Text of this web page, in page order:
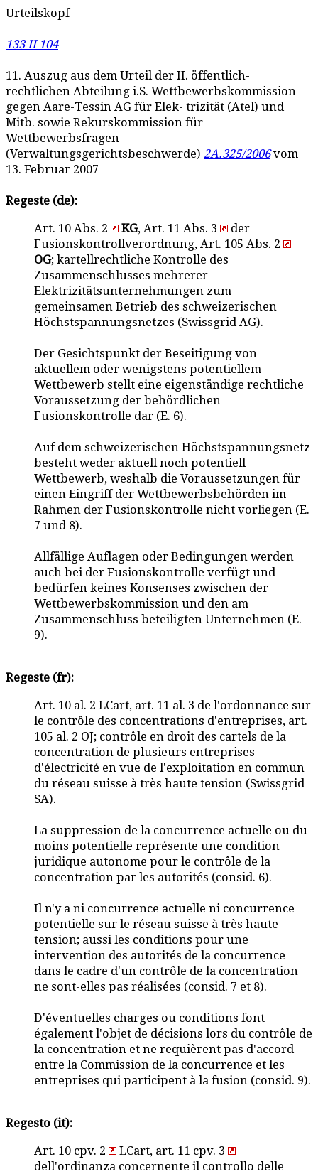
Urteilskopf
133 II 104
11. Auszug aus dem Urteil der II. öffentlich-
rechtlichen Abteilung i.S. Wettbewerbskommission
gegen Aare-Tessin AG für Elek- trizität (Atel) und
Mitb. sowie Rekurskommission für
Wettbewerbsfragen
(Verwaltungsgerichtsbeschwerde) 2A.325/2006vom
13. Februar 2007
Regeste (de):
Art. 10 Abs. 2 KG, Art. 11 Abs. 3
der
Fusionskontrollverordnung, Art. 105 Abs. 2
OG; kartellrechtliche Kontrolle des
Zusammenschlusses mehrerer
Elektrizitätsunternehmungen zum
gemeinsamen Betrieb des schweizerischen
Höchstspannungsnetzes (Swissgrid AG).
Der Gesichtspunkt der Beseitigung von
aktuellem oder wenigstens potentiellem
Wettbewerb stellt eine eigenständige rechtliche
Voraussetzung der behördlichen
Fusionskontrolle dar (E. 6).
Auf dem schweizerischen Höchstspannungsnetz
besteht weder aktuell noch potentiell
Wettbewerb, weshalb die Voraussetzungen für
einen Eingriff der Wettbewerbsbehörden im
Rahmen der Fusionskontrolle nicht vorliegen (E.
7 und 8).
Allfällige Auflagen oder Bedingungen werden
auch bei der Fusionskontrolle verfügt und
bedürfen keines Konsenses zwischen der
Wettbewerbskommission und den am
Zusammenschluss beteiligten Unternehmen (E.
9).
Regeste (fr):
Art. 10 al. 2 LCart, art. 11 al. 3 de l'ordonnance sur
le contrôle des concentrations d'entreprises, art.
105 al. 2 OJ; contrôle en droit des cartels de la
concentration de plusieurs entreprises
d'électricité en vue de l'exploitation en commun
du réseau suisse à très haute tension (Swissgrid
SA).
La suppression de la concurrence actuelle ou du
moins potentielle représente une condition
juridique autonome pour le contrôle de la
concentration par les autorités (consid. 6).
Il n'y a ni concurrence actuelle ni concurrence
potentielle sur le réseau suisse à très haute
tension; aussi les conditions pour une
intervention des autorités de la concurrence
dans le cadre d'un contrôle de la concentration
ne sont-elles pas réalisées (consid. 7 et 8).
D'éventuelles charges ou conditions font
également l'objet de décisions lors du contrôle de
la concentration et ne requièrent pas d'accord
entre la Commission de la concurrence et les
entreprises qui participent à la fusion (consid. 9).
Regesto (it):
Art. 10 cpv. 2
LCart, art. 11 cpv. 3
dell'ordinanza concernente il controllo delle